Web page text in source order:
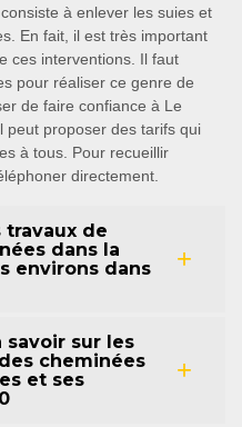
à enlever les suies et
En fait, il est très important
ces interventions. Il faut
pour réaliser ce genre de
de faire confiance à Le
peut proposer des tarifs qui
à tous. Pour recueillir
directement.
de
dans la
environs dans
savoir sur les
cheminées
et ses